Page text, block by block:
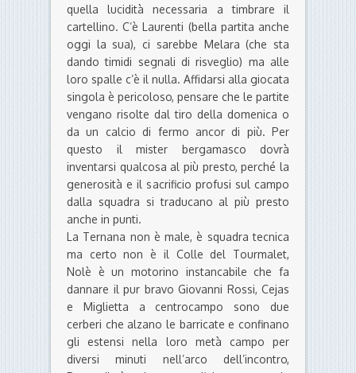
quella lucidità necessaria a timbrare il
cartellino. C’è Laurenti (bella partita anche
oggi la sua), ci sarebbe Melara (che sta
dando timidi segnali di risveglio) ma alle
loro spalle c’è il nulla. Affidarsi alla giocata
singola è pericoloso, pensare che le partite
vengano risolte dal tiro della domenica o
da un calcio di fermo ancor di più. Per
questo il mister bergamasco dovrà
inventarsi qualcosa al più presto, perché la
generosità e il sacrificio profusi sul campo
dalla squadra si traducano al più presto
anche in punti.
La Ternana non è male, è squadra tecnica
ma certo non è il Colle del Tourmalet,
Nolè è un motorino instancabile che fa
dannare il pur bravo Giovanni Rossi, Cejas
e Miglietta a centrocampo sono due
cerberi che alzano le barricate e confinano
gli estensi nella loro metà campo per
diversi minuti nell’arco dell’incontro,